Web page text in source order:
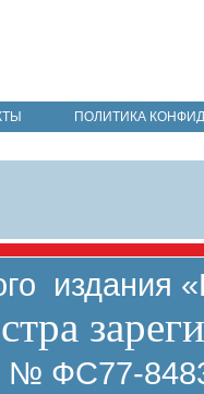
ПОЛИТИКА
издания
№ ФС77-